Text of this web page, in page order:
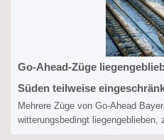
Go-Ahead-Züge
Süden teilweise
Mehrere Züge von Go-Ahead
witterungsbedingt liegengeblieben,